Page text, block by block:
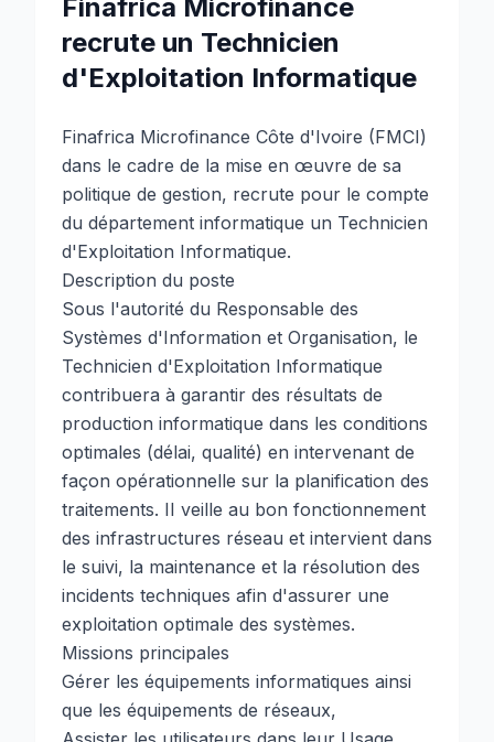
Finafrica Microfinance
recrute un Technicien
d'Exploitation Informatique
Finafrica Microfinance Côte d'Ivoire (FMCI)
dans le cadre de la mise en œuvre de sa
politique de gestion, recrute pour le compte
du département informatique un Technicien
d'Exploitation Informatique.
Description du poste
Sous l'autorité du Responsable des
Systèmes d'Information et Organisation, le
Technicien d'Exploitation Informatique
contribuera à garantir des résultats de
production informatique dans les conditions
optimales (délai, qualité) en intervenant de
façon opérationnelle sur la planification des
traitements. II veille au bon fonctionnement
des infrastructures réseau et intervient dans
le suivi, la maintenance et la résolution des
incidents techniques afin d'assurer une
exploitation optimale des systèmes.
Missions principales
Gérer les équipements informatiques ainsi
que les équipements de réseaux,